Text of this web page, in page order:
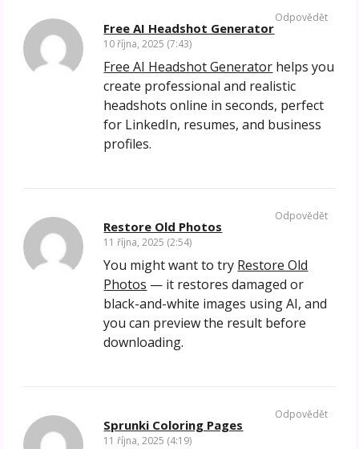
Free AI Headshot Generator
10 října, 2025 (7:43)
Free AI Headshot Generator helps you
create professional and realistic
headshots online in seconds, perfect
for LinkedIn, resumes, and business
profiles.
Odpovědět
Restore Old Photos
11 října, 2025 (2:54)
You might want to try Restore Old
Photos — it restores damaged or
black-and-white images using AI, and
you can preview the result before
downloading.
Odpovědět
Sprunki Coloring Pages
11 října, 2025 (4:19)
Odpovědět